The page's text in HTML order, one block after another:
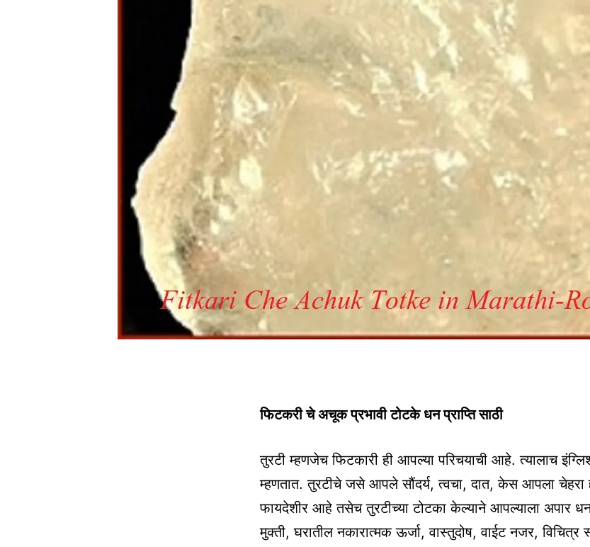
फिटकरी चे अचूक प्रभावी टोटके धन प्राप्ति साठी
तुरटी म्हणजेच फिटकारी ही आपल्या परिचयाची आहे. त्यालाच
म्हणतात. तुरटीचे जसे आपले सौंदर्य, त्वचा, दात, केस आपला चेहरा
फायदेशीर आहे तसेच तुरटीच्या टोटका केल्याने आपल्याला अपार
मुक्ती, घरातील नकारात्मक ऊर्जा, वास्तुदोष, वाईट नजर, विचित्र